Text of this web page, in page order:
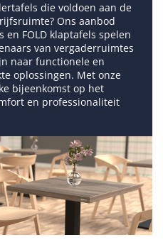
die voldoen aan de
Ons aanbod
en FOLD klaptafels spelen
van vergaderruimtes
naar functionele en
oplossingen. Met onze
bijeenkomst op het
en professionaliteit